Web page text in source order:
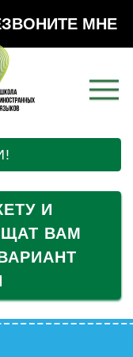
МНЕ
И
ВАМ